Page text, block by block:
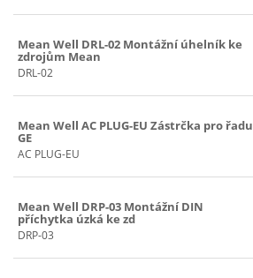
Mean Well DRL-02 Montážní úhelník ke
zdrojům Mean
DRL-02
Mean Well AC PLUG-EU Zástrčka pro řadu
GE
AC PLUG-EU
Mean Well DRP-03 Montážní DIN
příchytka úzká ke zd
DRP-03